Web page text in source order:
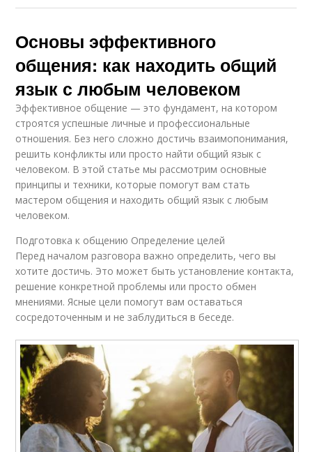
Основы эффективного
общения: как находить общий
язык с любым человеком
Эффективное общение — это фундамент, на котором
строятся успешные личные и профессиональные
отношения. Без него сложно достичь взаимопонимания,
решить конфликты или просто найти общий язык с
человеком. В этой статье мы рассмотрим основные
принципы и техники, которые помогут вам стать
мастером общения и находить общий язык с любым
человеком.
Подготовка к общению Определение целей
Перед началом разговора важно определить, чего вы
хотите достичь. Это может быть установление контакта,
решение конкретной проблемы или просто обмен
мнениями. Ясные цели помогут вам оставаться
сосредоточенным и не заблудиться в беседе.